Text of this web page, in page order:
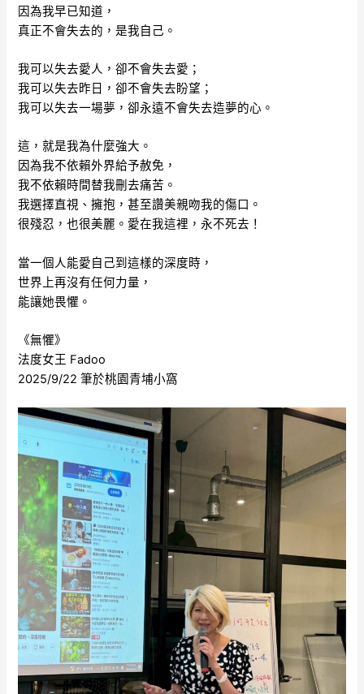
因為我早已知道，
真正不會失去的，是我自己。
我可以失去愛人，卻不會失去愛；
我可以失去昨日，卻不會失去盼望；
我可以失去一場夢，卻永遠不會失去造夢的心。
這，就是我為什麼強大。
因為我不依賴外界給予赦免，
我不依賴時間替我刪去痛苦。
我選擇直視、擁抱，甚至讚美親吻我的傷口。
很殘忍，也很美麗。愛在我這裡，永不死去！
當一個人能愛自己到這樣的深度時，
世界上再沒有任何力量，
能讓她畏懼。
《無懼》
法度女王 Fadoo
2025/9/22 筆於桃園青埔小窩